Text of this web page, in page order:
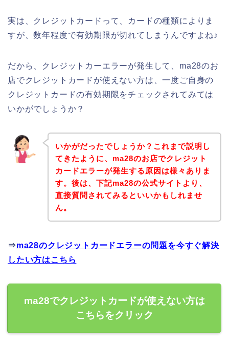
実は、クレジットカードって、カードの種類によりま
すが、数年程度で有効期限が切れてしまうんですよね♪
だから、クレジットカーエラーが発生して、ma28のお
店でクレジットカードが使えない方は、一度ご自身の
クレジットカードの有効期限をチェックされてみては
いかがでしょうか？
いかがだったでしょうか？これまで説明し
てきたように、ma28のお店でクレジット
カードエラーが発生する原因は様々ありま
す。後は、下記ma28の公式サイトより、
直接質問されてみるといいかもしれませ
ん。
⇒ma28のクレジットカードエラーの問題を今すぐ解決
したい方はこちら
ma28でクレジットカードが使えない方は
こちらをクリック